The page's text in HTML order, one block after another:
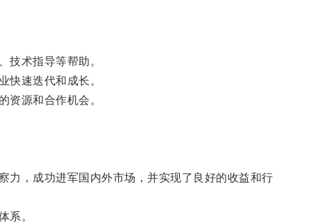
术指导等帮助。
速迭代和成长。
源和合作机会。
，成功进军国内外市场，并实现了良好的收益和行
系。